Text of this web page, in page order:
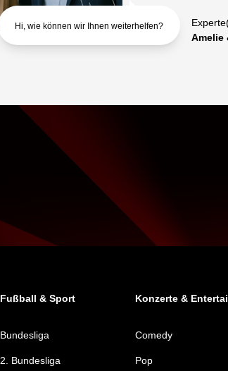
Hi, wie können wir Ihnen weiterhelfen?
Amelie
Fußball & Sport Konzerte &
Bundesliga
2. Bundesliga
Comedy
Pop